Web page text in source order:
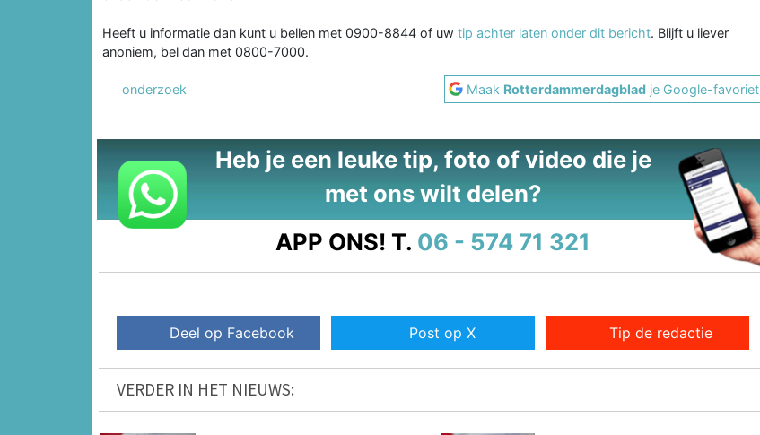
Heeft u informatie dan kunt u bellen met 0900-8844 of uw tip achter laten onder dit bericht. Blijft u liever
anoniem, bel dan met 0800-7000.
onderzoek Maak Rotterdammerdagblad je Google-favoriet
Heb je een leuke tip, foto of video die je
met ons wilt delen?
APP ONS! T. 06 - 574 71 321
Deel op Facebook Post op X Tip de redactie
VERDER IN HET NIEUWS: